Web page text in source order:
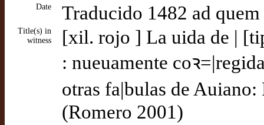
Date Traducido 1482 ad quem
Title(s) in
witness
[xil. rojo ] La uida de |
: nueuamente
otras fa|bulas de
(Romero 2001)